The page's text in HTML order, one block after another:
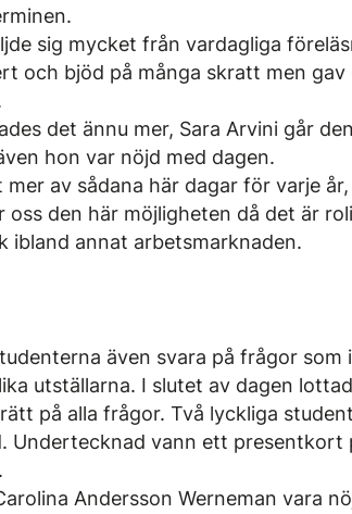
sig mycket från vardagliga
och bjöd på många skratt men
det ännu mer, Sara Arvini går
hon var nöjd med dagen.
av sådana här dagar för varje
oss den här möjligheten då det är
ibland annat arbetsmarknaden.
även svara på frågor som
utställarna. I slutet av dagen
på alla frågor. Två lyckliga
Undertecknad vann ett presentkort
Andersson Werneman vara